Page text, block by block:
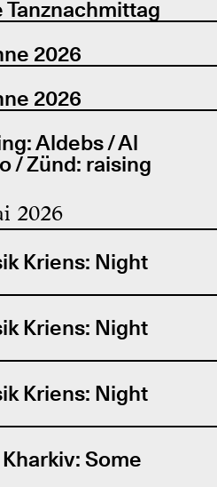
2026
2026
Aldebs / Al
/ Zünd: raising
2026
Kriens: Night
Kriens: Night
Kriens: Night
Some